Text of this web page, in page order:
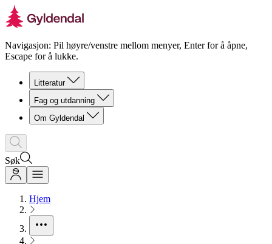
Navigasjon: Pil høyre/venstre mellom menyer, Enter for å åpne,
Escape for å lukke.
Litteratur
Fag og utdanning
Om Gyldendal
Søk
Hjem